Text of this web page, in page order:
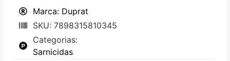
Marca: Duprat
SKU: 7898315810345
Categorias:
Sarnicidas